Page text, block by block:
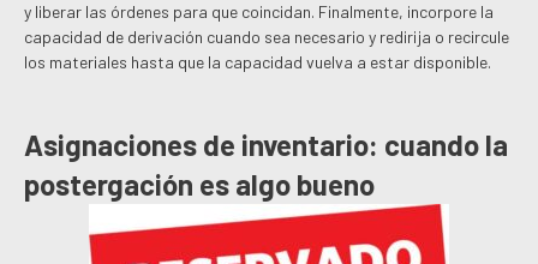
y liberar las órdenes para que coincidan. Finalmente, incorpore la
capacidad de derivación cuando sea necesario y redirija o recircule
los materiales hasta que la capacidad vuelva a estar disponible.
Asignaciones de inventario: cuando la
postergación es algo bueno